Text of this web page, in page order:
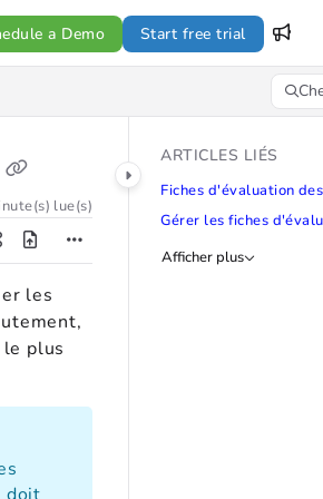
a Demo Start free trial
lue(s)
les
plus
ARTICLES LIÉS
Gérer les fiches
Afficher plus